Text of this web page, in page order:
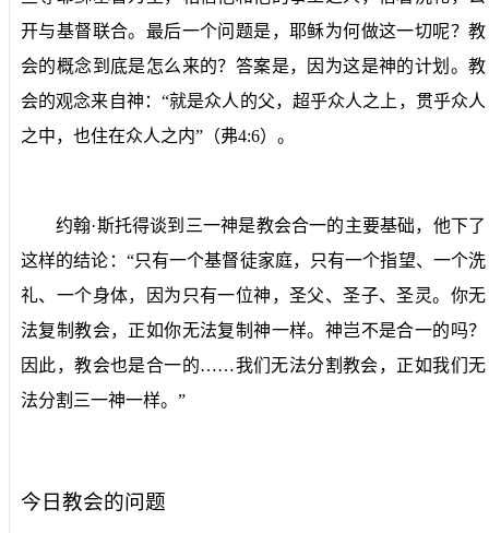
开与基督联合。最后一个问题是，耶稣为何做这一切呢？教
会的概念到底是怎么来的？答案是，因为这是神的计划。教
会的观念来自神：“就是众人的父，超乎众人之上，贯乎众人
之中，也住在众人之内”（弗4:6）。
约翰·斯托得谈到三一神是教会合一的主要基础，他下了
这样的结论：“只有一个基督徒家庭，只有一个指望、一个洗
礼、一个身体，因为只有一位神，圣父、圣子、圣灵。你无
法复制教会，正如你无法复制神一样。神岂不是合一的吗？
因此，教会也是合一的……我们无法分割教会，正如我们无
法分割三一神一样。”
今日教会的问题